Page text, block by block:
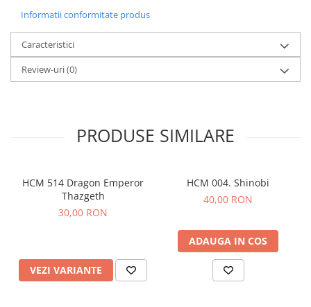
Informatii conformitate produs
Caracteristici
Review-uri(0)
PRODUSE SIMILARE
HCM 514 Dragon Emperor
Thazgeth
30,00 RON
VEZI VARIANTE
HCM 004. Shinobi
40,00 RON
ADAUGA IN COS